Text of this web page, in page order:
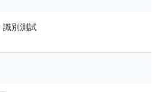
識別測試